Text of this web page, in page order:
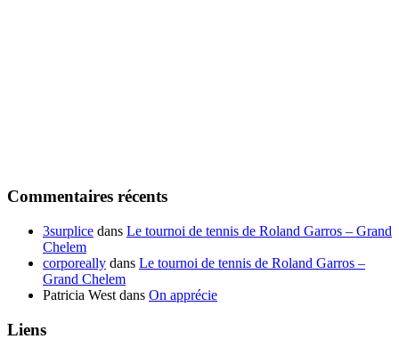
Commentaires récents
3surplice dans Le tournoi de tennis de Roland Garros – Grand
Chelem
corporeally dans Le tournoi de tennis de Roland Garros –
Grand Chelem
Patricia West dans On apprécie
Liens